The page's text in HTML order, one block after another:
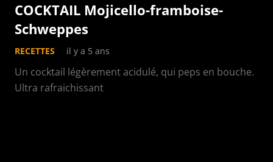
COCKTAIL Mojicello-framboise-
Schweppes
RECETTES il y a 5 ans
Un cocktail légèrement acidulé, qui peps en bouche.
Ultra rafraichissant